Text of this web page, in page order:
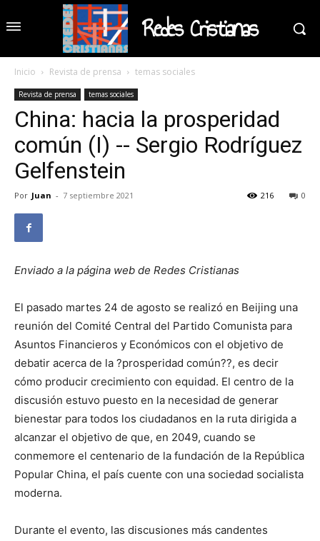
Redes Cristianas
Inicio Revista de prensa temas sociales
Revista de prensa temas sociales
China: hacia la prosperidad
común (I) -- Sergio Rodríguez
Gelfenstein
Por Juan - 7 septiembre 2021 0
216
Enviado a la página web de Redes Cristianas
El pasado martes 24 de agosto se realizó en Beijing una
reunión del Comité Central del Partido Comunista para
Asuntos Financieros y Económicos con el objetivo de
debatir acerca de la ?prosperidad común??, es decir
cómo producir crecimiento con equidad. El centro de la
discusión estuvo puesto en la necesidad de generar
bienestar para todos los ciudadanos en la ruta dirigida a
alcanzar el objetivo de que, en 2049, cuando se
conmemore el centenario de la fundación de la República
Popular China, el país cuente con una sociedad socialista
moderna.
Durante el evento, las discusiones más candentes